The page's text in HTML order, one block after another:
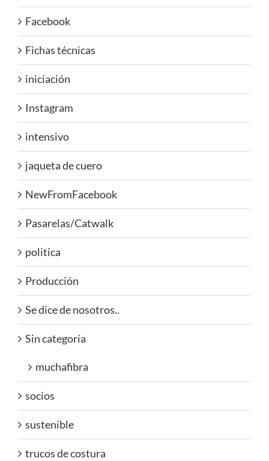
Facebook
Fichas técnicas
iniciación
Instagram
intensivo
jaqueta de cuero
NewFromFacebook
Pasarelas/Catwalk
politica
Producción
Se dice de nosotros..
Sin categoría
muchafibra
socios
sustenible
trucos de costura